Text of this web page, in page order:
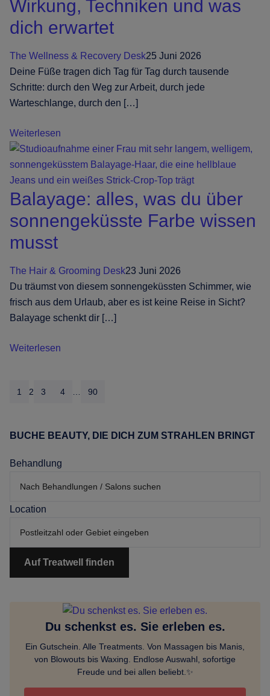
besten
Friseur-,
und
Beautysalons
der
Stadt
Wirkung, Techniken und was
dich erwartet
The Wellness & Recovery Desk25 Juni 2026
Deine Füße tragen dich Tag für Tag durch tausende
Schritte: durch den Weg zur Arbeit, durch jede
Warteschlange, durch den […]
Weiterlesen
erklärt:
Wirkung,
Techniken
und
was
dich
Balayage: alles, was du über
sonnengeküsste Farbe wissen
musst
The Hair & Grooming Desk23 Juni 2026
Du träumst von diesem sonnengeküssten Schimmer, wie
frisch aus dem Urlaub, aber es ist keine Reise in Sicht?
Balayage schenkt dir […]
Weiterlesen
du
Farbe
1 2 3 4 90
Haupt-
BUCHE BEAUTY, DIE DICH ZUM STRAHLEN BRINGT
Behandlung
Location
Auf Treatwell finden
Du schenkst es. Sie erleben es.
Ein Gutschein. Alle Treatments. Von Massagen bis Manis,
von Blowouts bis Waxing. Endlose Auswahl, sofortige
Freude und bei allen beliebt.✨